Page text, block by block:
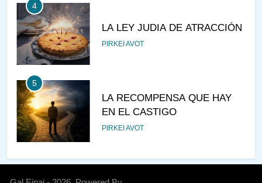
4
LA LEY JUDIA DE ATRACCIÓN
PIRKEI AVOT
5
LA RECOMPENSA QUE HAY
EN EL CASTIGO
PIRKEI AVOT
6